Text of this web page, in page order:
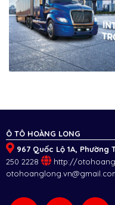
Ô TÔ HOÀNG LONG
967 Quốc Lộ 1A, Phường
250 2228
http://